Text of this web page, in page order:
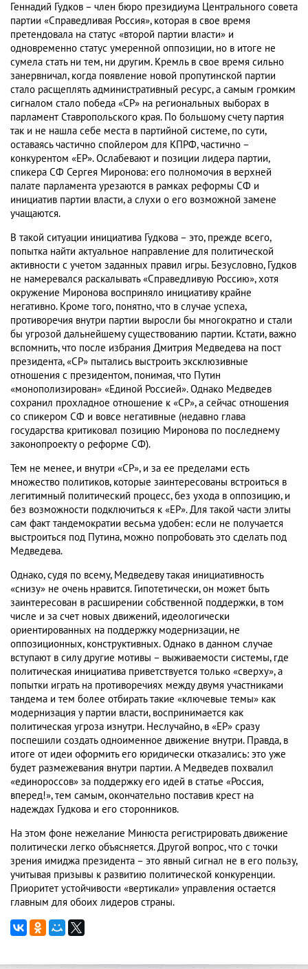
Геннадий Гудков – член бюро президиума Центрального совета
партии «Справедливая Россия», которая в свое время
претендовала на статус «второй партии власти» и
одновременно статус умеренной оппозиции, но в итоге не
сумела стать ни тем, ни другим. Кремль в свое время сильно
занервничал, когда появление новой пропутинской партии
стало расщеплять административный ресурс, а самым громким
сигналом стало победа «СР» на региональных выборах в
парламент Ставропольского края. По большому счету партия
так и не нашла себе места в партийной системе, по сути,
оставаясь частично спойлером для КПРФ, частично –
конкурентом «ЕР». Ослабевают и позиции лидера партии,
спикера СФ Сергея Миронова: его полномочия в верхней
палате парламента урезаются в рамках реформы СФ и
инициатив партии власти, а слухи о его возможной замене
учащаются.
В такой ситуации инициатива Гудкова – это, прежде всего,
попытка найти актуальное направление для политической
активности с учетом заданных правил игры. Безусловно, Гудков
не намеревался раскалывать «Справедливую Россию», хотя
окружение Миронова восприняло инициативу крайне
негативно. Кроме того, понятно, что в случае успеха,
противоречия внутри партии выросли бы многократно и стали
бы угрозой дальнейшему существованию партии. Кстати, важно
вспомнить, что после избрания Дмитрия Медведева на пост
президента, «СР» пытались выстроить эксклюзивные
отношения с президентом, понимая, что Путин
«монополизирован» «Единой Россией». Однако Медведев
сохранил прохладное отношение к «СР», а сейчас отношения
со спикером СФ и вовсе негативные (недавно глава
государства критиковал позицию Миронова по последнему
законопроекту о реформе СФ).
Тем не менее, и внутри «СР», и за ее пределами есть
множество политиков, которые заинтересованы встроиться в
легитимный политический процесс, без ухода в оппозицию, и
без возможности подключиться к «ЕР». Для такой части элиты
сам факт тандемократии весьма удобен: если не получается
выстроиться под Путина, можно попробовать это сделать под
Медведева.
Однако, судя по всему, Медведеву такая инициативность
«снизу» не очень нравится. Гипотетически, он может быть
заинтересован в расширении собственной поддержки, в том
числе и за счет новых движений, идеологически
ориентированных на поддержку модернизации, не
оппозиционных, конструктивных. Однако в данном случае
вступают в силу другие мотивы – выживаемости системы, где
политическая инициатива приветствуется только «сверху», а
попытки играть на противоречиях между двумя участниками
тандема и тем более отбирать такие «ключевые темы» как
модернизация у партии власти, воспринимается как
политическая угроза изнутри. Неслучайно, в «ЕР» сразу
поспешили создать одноименное движение внутри. Правда, в
итоге от идеи оформить его юридически отказались: это уже
будет размежевания внутри партии. А Медведев похвалил
«единороссов» за поддержку его идей в статье «Россия,
вперед!», тем самым, окончательно поставив крест на
надеждах Гудкова и его сторонников.
На этом фоне нежелание Минюста регистрировать движение
политически легко объясняется. Другой вопрос, что с точки
зрения имиджа президента – это явный сигнал не в его пользу,
учитывая призывы к развитию политической конкуренции.
Приоритет устойчивости «вертикали» управления остается
главным для обоих лидеров страны.